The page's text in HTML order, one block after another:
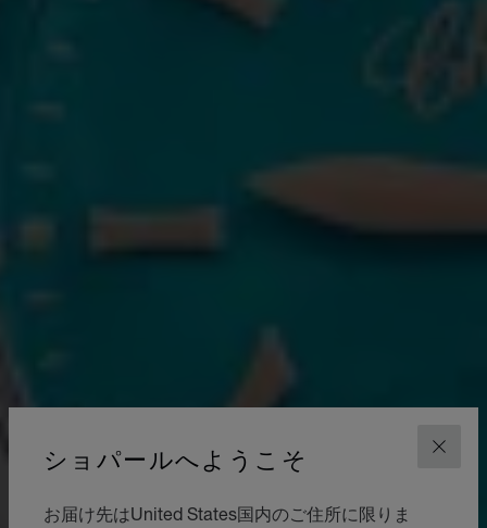
閉じる
ショパールへようこそ
お届け先はUnited States国内のご住所に限りま